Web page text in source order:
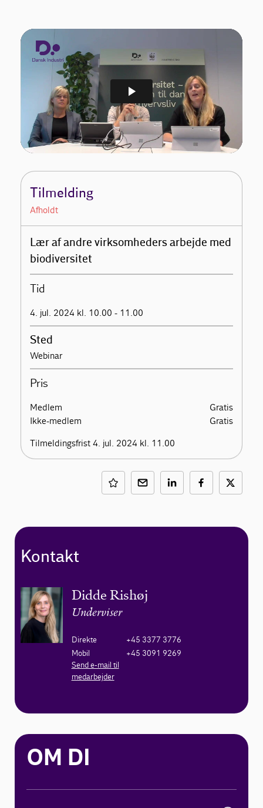
Tilmelding
Afholdt
Lær af andre virksomheders arbejde med
biodiversitet
Tid
4. jul. 2024 kl. 10.00 - 11.00
Sted
Webinar
Pris
Medlem
Gratis
Ikke-medlem
Gratis
Tilmeldingsfrist 4. jul. 2024 kl. 11.00
Kontakt
Didde Rishøj
Underviser
Direkte
+45 3377 3776
Mobil
+45 3091 9269
Send e-mail til
medarbejder
OM DI